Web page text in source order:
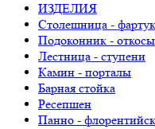
ИЗДЕЛИЯ
Столешница - фартук
Подоконник - откосы
Лестница - ступени
Камин - порталы
Барная стойка
Ресепшен
Панно -